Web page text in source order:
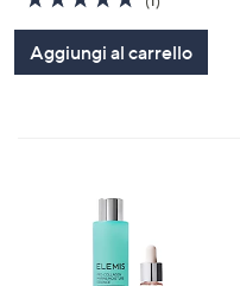
of
Stars
Aggiungi al carrello